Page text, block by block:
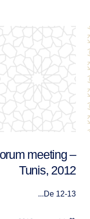
تقرير ورشة
بمشاركة فاعلين